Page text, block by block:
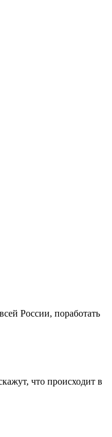
России, поработать
что происходит в